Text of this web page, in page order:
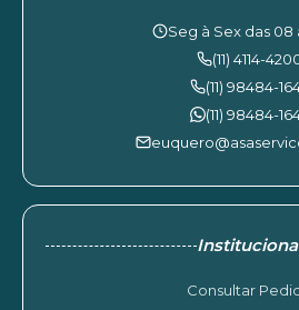
Seg à Sex das 08
(11) 4114-
(11) 98484-
(11) 98484-
Consultar